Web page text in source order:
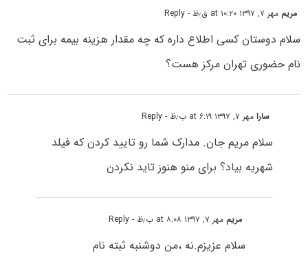
مریم مهر ۷, ۱۳۹۷ at ۱۰:۲۰ ق٫ظ - Reply
سلام دوستان کسی اطلاع داره که چه مقدار هزینه بیمه برای ثبت
نام حضوری تهران مرکز هست؟
سارامهر ۷, ۱۳۹۷ at ۶:۱۹ ب٫ظ - Reply
سلام مریم جان. مدارک شما رو تایید کردن که فیلد
شهریه بیاد؟ برای منو هنوز تاید نکردن
مریم مهر ۷, ۱۳۹۷ at ۸:۰۸ ب٫ظ - Reply
سلام عزیزم.نه ،من دوشنبه ثبته نام